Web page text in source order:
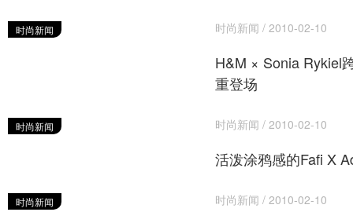
时尚新闻 时尚新闻 / 2010-02-10
H&M × Sonia Rykiel
重登场
时尚新闻 时尚新闻 / 2010-02-10
活泼涂鸦感的Fafi X
时尚新闻 时尚新闻 / 2010-02-10